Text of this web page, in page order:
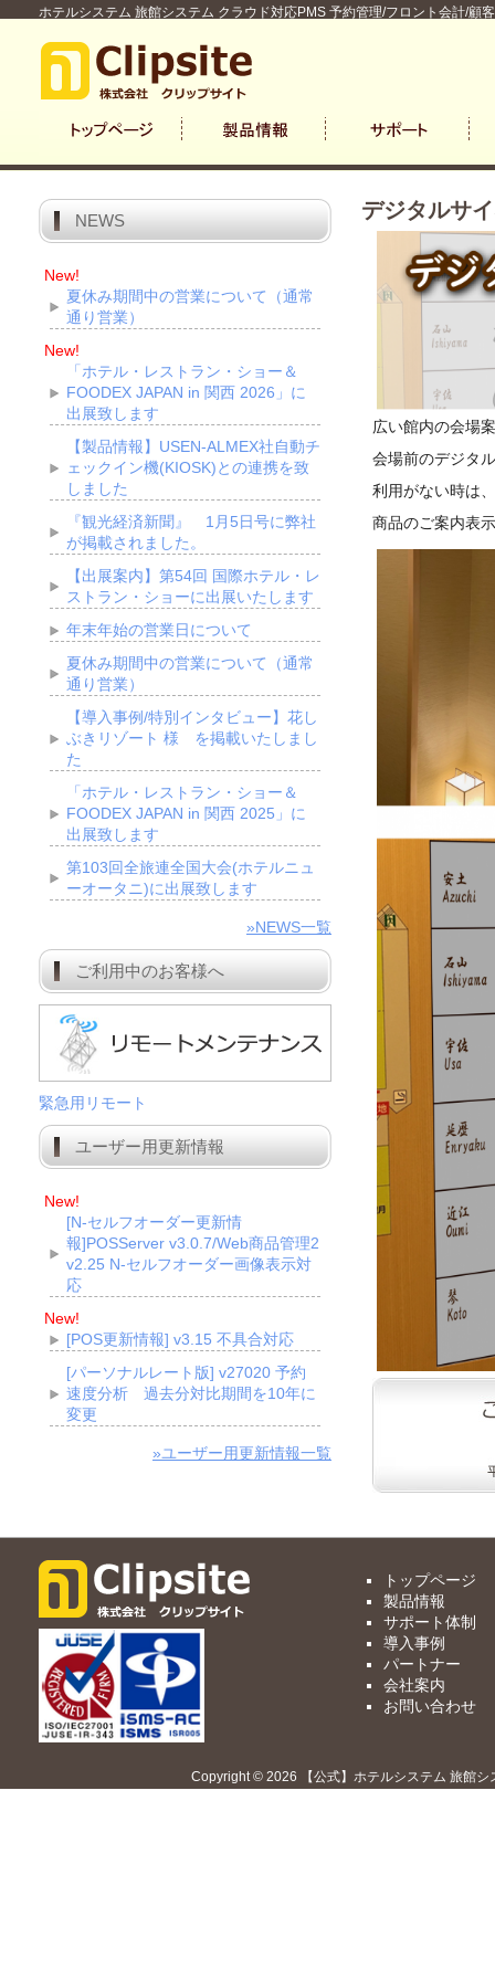
ホテルシステム 旅館システム クラウド対応PMS 予約管理/フロント会計/顧
デジタルサ
広い館内の会場
会場前のデジタ
利用がない時は
商品のご案内表
NEWS
New!
夏休み期間中の営業について（通常
通り営業）
New!
「ホテル・レストラン・ショー＆
FOODEX JAPAN in 関西 2026」に
出展致します
【製品情報】USEN-ALMEX社自動チ
ェックイン機(KIOSK)との連携を致
しました
『観光経済新聞』 1月5日号に弊社
が掲載されました。
【出展案内】第54回 国際ホテル・レ
ストラン・ショーに出展いたします
年末年始の営業日について
夏休み期間中の営業について（通常
通り営業）
【導入事例/特別インタビュー】花し
ぶきリゾート 様 を掲載いたしまし
た
「ホテル・レストラン・ショー＆
FOODEX JAPAN in 関西 2025」に
出展致します
第103回全旅連全国大会(ホテルニュ
ーオータニ)に出展致します
»NEWS一覧
ご利用中のお客様へ
緊急用リモート
ユーザー用更新情報
New!
[N-セルフオーダー更新情
報]POSServer v3.0.7/Web商品管理2
v2.25 N-セルフオーダー画像表示対
応
New!
[POS更新情報] v3.15 不具合対応
[パーソナルレート版] v27020 予約
速度分析 過去分対比期間を10年に
変更
»ユーザー用更新情報一覧
トップページ
製品情報
サポート体制
導入事例
パートナー
会社案内
お問い合わせ
Copyright © 2026 【公式】ホテルシステム 旅館